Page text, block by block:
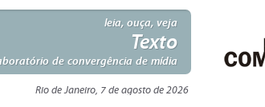
leia, ouça, veja
Texto
de convergência de mídia
Rio de Janeiro, 7 de agosto de 2026